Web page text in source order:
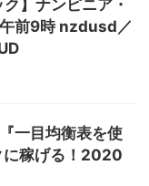
ク】ナンピニア・
前9時 nzdusd／
一目均衡表を使
に稼げる！2020